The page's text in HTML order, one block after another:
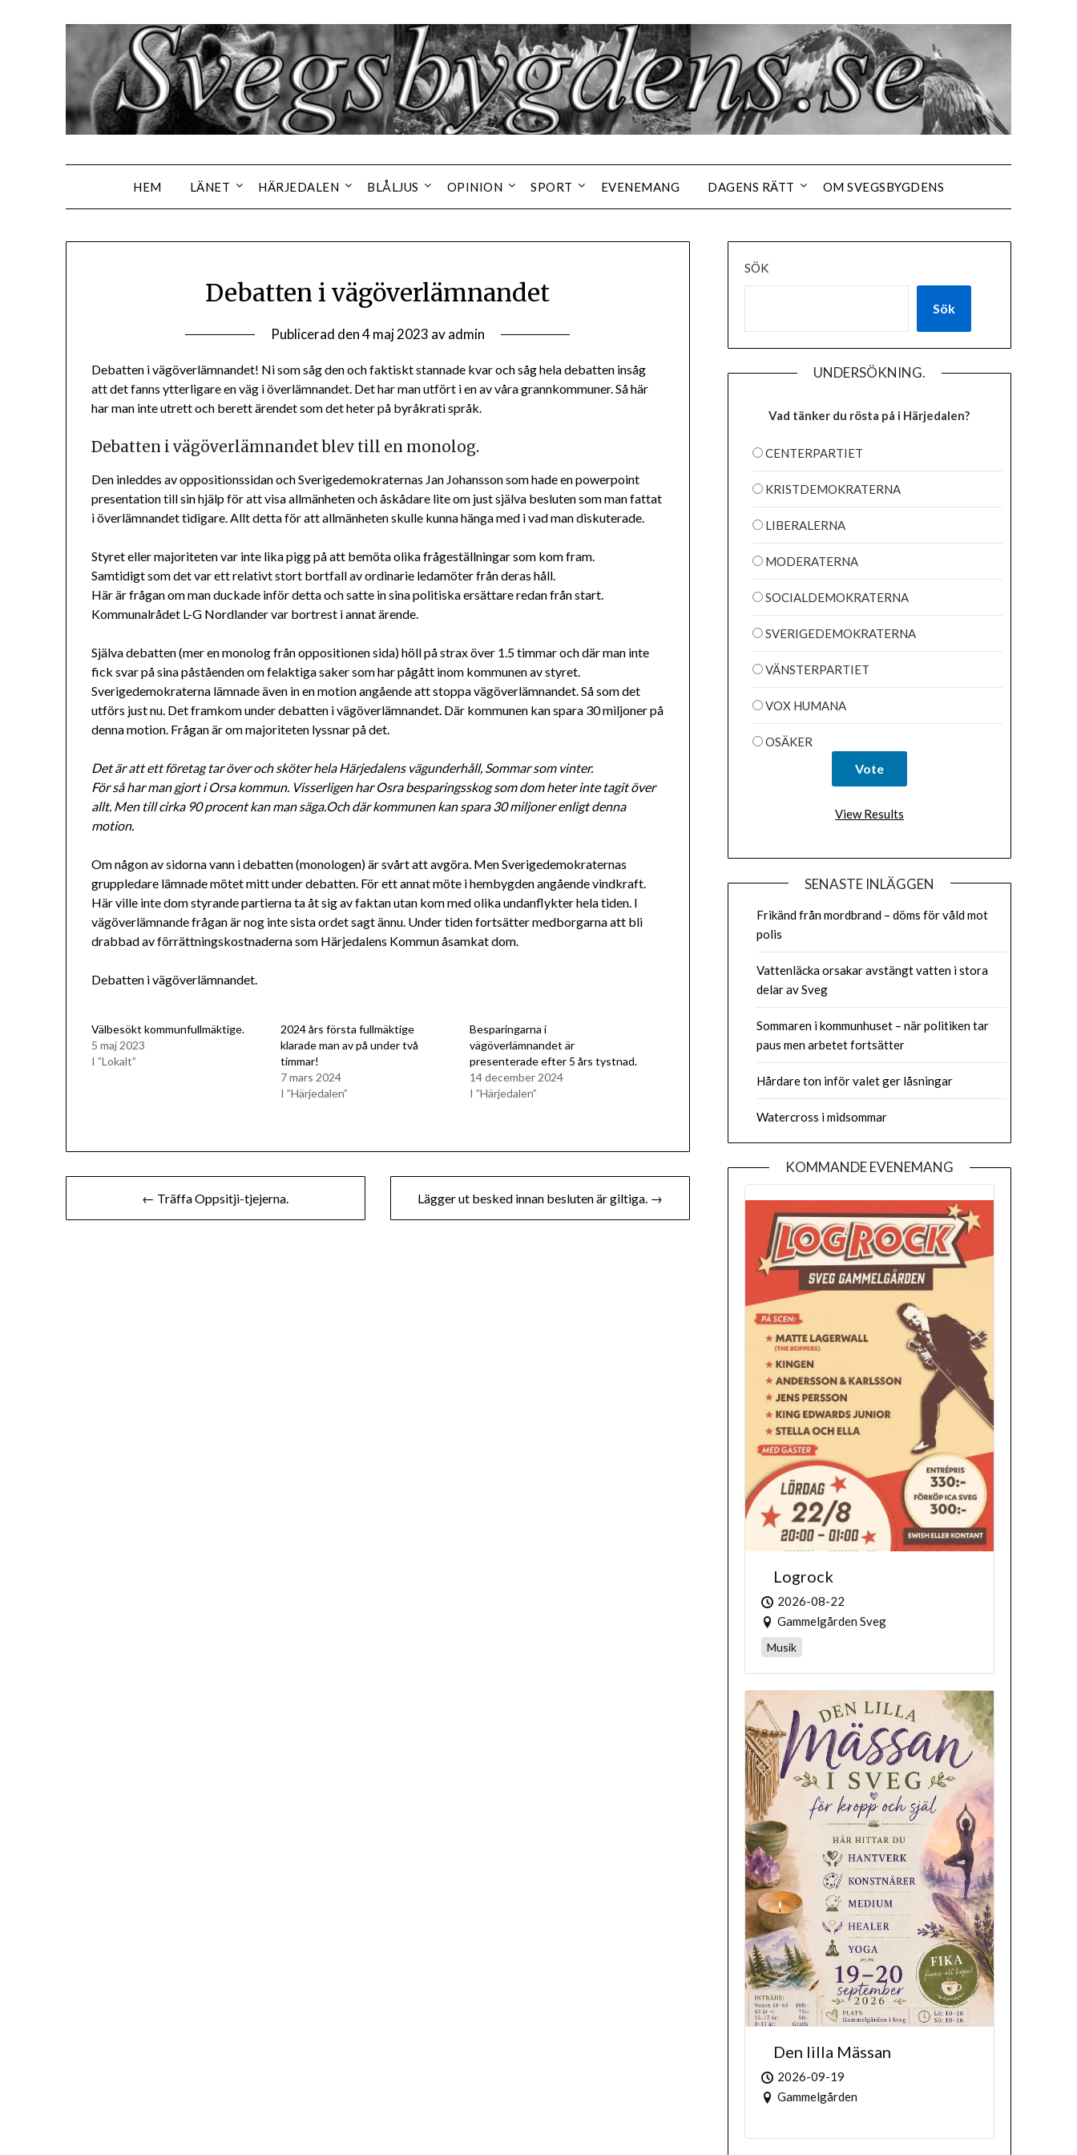
HEM LÄNET HÄRJEDALEN BLÅLJUS OPINION SPORT EVENEMANG DAGENS RÄTT OM SVEGSBYGDENS
Debatten i vägöverlämnandet
Publicerad den4 maj 2023 avadmin
Debatten i vägöverlämnandet! Ni som såg den och faktiskt stannade kvar och såg hela debatten insåg
att det fanns ytterligare en väg i överlämnandet. Det har man utfört i en av våra grannkommuner. Så här
har man inte utrett och berett ärendet som det heter på byråkrati språk.
Debatten i vägöverlämnandet blev till en monolog.
Den inleddes av oppositionssidan och Sverigedemokraternas Jan Johansson som hade en powerpoint
presentation till sin hjälp för att visa allmänheten och åskådare lite om just själva besluten som man fattat
i överlämnandet tidigare. Allt detta för att allmänheten skulle kunna hänga med i vad man diskuterade.
Styret eller majoriteten var inte lika pigg på att bemöta olika frågeställningar som kom fram.
Samtidigt som det var ett relativt stort bortfall av ordinarie ledamöter från deras håll.
Här är frågan om man duckade inför detta och satte in sina politiska ersättare redan från start.
Kommunalrådet L-G Nordlander var bortrest i annat ärende.
Själva debatten (mer en monolog från oppositionen sida) höll på strax över 1.5 timmar och där man inte
fick svar på sina påståenden om felaktiga saker som har pågått inom kommunen av styret.
Sverigedemokraterna lämnade även in en motion angående att stoppa vägöverlämnandet. Så som det
utförs just nu. Det framkom under debatten i vägöverlämnandet. Där kommunen kan spara 30 miljoner på
denna motion. Frågan är om majoriteten lyssnar på det.
Det är att ett företag tar över och sköter hela Härjedalens vägunderhåll, Sommar som vinter.
För så har man gjort i Orsa kommun. Visserligen har Osra besparingsskog som dom heter inte tagit över
allt. Men till cirka 90 procent kan man säga.Och där kommunen kan spara 30 miljoner enligt denna
motion.
Om någon av sidorna vann i debatten (monologen) är svårt att avgöra. Men Sverigedemokraternas
gruppledare lämnade mötet mitt under debatten. För ett annat möte i hembygden angående vindkraft.
Här ville inte dom styrande partierna ta åt sig av faktan utan kom med olika undanflykter hela tiden. I
vägöverlämnande frågan är nog inte sista ordet sagt ännu. Under tiden fortsätter medborgarna att bli
drabbad av förrättningskostnaderna som Härjedalens Kommun åsamkat dom.
Debatten i vägöverlämnandet.
Välbesökt kommunfullmäktige.
5 maj 2023
I ”Lokalt”
2024 års första fullmäktige
klarade man av på under två
timmar!
7 mars 2024
I ”Härjedalen”
Besparingarna i
vägöverlämnandet är
presenterade efter 5 års tystnad.
14 december 2024
I ”Härjedalen”
Inläggsnavigering← Träffa Oppsitji-tjejerna. Lägger ut besked innan besluten är giltiga. →
SÖK
Sök
UNDERSÖKNING.
Vad tänker du rösta på i Härjedalen?
CENTERPARTIET
KRISTDEMOKRATERNA
LIBERALERNA
MODERATERNA
SOCIALDEMOKRATERNA
SVERIGEDEMOKRATERNA
VÄNSTERPARTIET
VOX HUMANA
OSÄKER
View Results
SENASTE INLÄGGEN
Frikänd från mordbrand – döms för våld mot
polis
Vattenläcka orsakar avstängt vatten i stora
delar av Sveg
Sommaren i kommunhuset – när politiken tar
paus men arbetet fortsätter
Hårdare ton inför valet ger låsningar
Watercross i midsommar
KOMMANDE EVENEMANG
Logrock
2026-08-22
Gammelgården Sveg
Musik
Den lilla Mässan
2026-09-19
Gammelgården